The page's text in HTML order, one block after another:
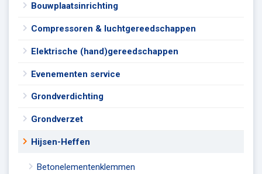
Bouwplaatsinrichting
Compressoren & luchtgereedschappen
Elektrische (hand)gereedschappen
Evenementen service
Grondverdichting
Grondverzet
Hijsen-Heffen
Betonelementenklemmen